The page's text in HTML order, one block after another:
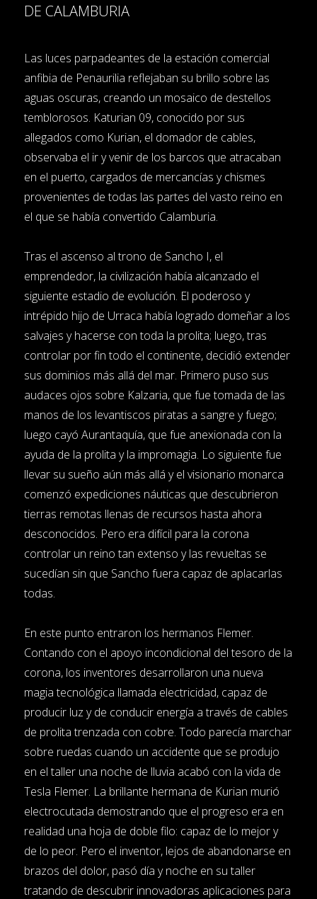
DE CALAMBURIA
Las luces parpadeantes de la estación comercial
anfibia de Penaurilia reflejaban su brillo sobre las
aguas oscuras, creando un mosaico de destellos
temblorosos. Katurian 09, conocido por sus
allegados como Kurian, el domador de cables,
observaba el ir y venir de los barcos que atracaban
en el puerto, cargados de mercancías y chismes
provenientes de todas las partes del vasto reino en
el que se había convertido Calamburia.
Tras el ascenso al trono de Sancho I, el
emprendedor, la civilización había alcanzado el
siguiente estadio de evolución. El poderoso y
intrépido hijo de Urraca había logrado domeñar a los
salvajes y hacerse con toda la prolita; luego, tras
controlar por fin todo el continente, decidió extender
sus dominios más allá del mar. Primero puso sus
audaces ojos sobre Kalzaria, que fue tomada de las
manos de los levantiscos piratas a sangre y fuego;
luego cayó Aurantaquía, que fue anexionada con la
ayuda de la prolita y la impromagia. Lo siguiente fue
llevar su sueño aún más allá y el visionario monarca
comenzó expediciones náuticas que descubrieron
tierras remotas llenas de recursos hasta ahora
desconocidos. Pero era difícil para la corona
controlar un reino tan extenso y las revueltas se
sucedían sin que Sancho fuera capaz de aplacarlas
todas.
En este punto entraron los hermanos Flemer.
Contando con el apoyo incondicional del tesoro de la
corona, los inventores desarrollaron una nueva
magia tecnológica llamada electricidad, capaz de
producir luz y de conducir energía a través de cables
de prolita trenzada con cobre. Todo parecía marchar
sobre ruedas cuando un accidente que se produjo
en el taller una noche de lluvia acabó con la vida de
Tesla Flemer. La brillante hermana de Kurian murió
electrocutada demostrando que el progreso era en
realidad una hoja de doble filo: capaz de lo mejor y
de lo peor. Pero el inventor, lejos de abandonarse en
brazos del dolor, pasó día y noche en su taller
tratando de descubrir innovadoras aplicaciones para